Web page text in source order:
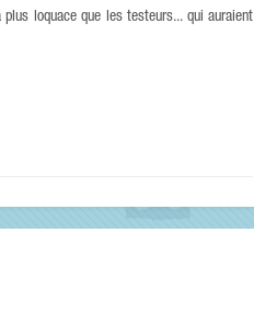
loquace que les testeurs... qui auraient